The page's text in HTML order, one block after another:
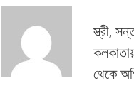
স্ত্রী,
থেকে